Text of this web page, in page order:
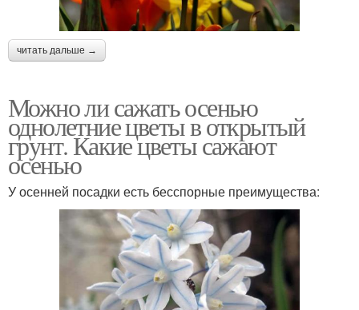
читать дальше →
Можно ли сажать осенью
однолетние цветы в открытый
грунт. Какие цветы сажают
осенью
У осенней посадки есть бесспорные преимущества: